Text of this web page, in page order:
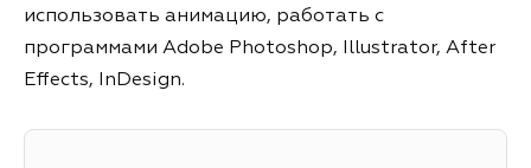
использовать анимацию, работать с
программами Adobe Photoshop, Illustrator, After
Effects, InDesign.